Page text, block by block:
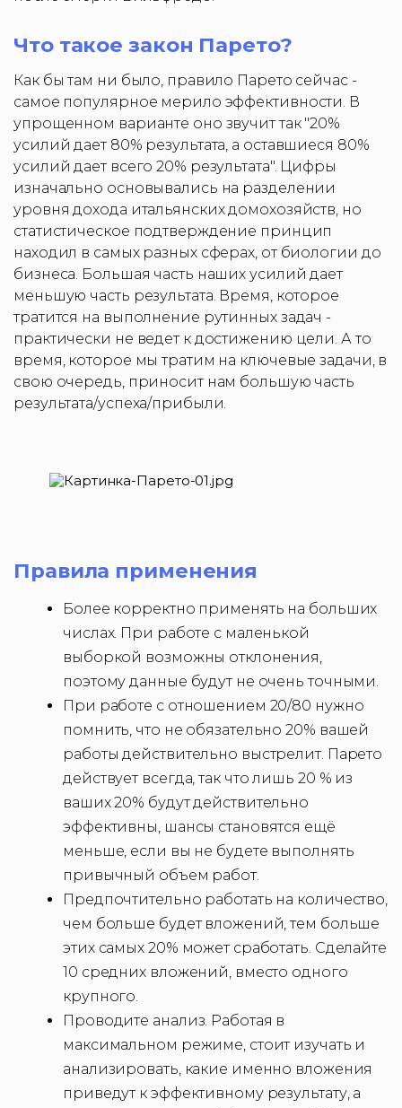
Что такое закон Парето?
Как бы там ни было, правило Парето сейчас -
самое популярное мерило эффективности. В
упрощенном варианте оно звучит так "20%
усилий дает 80% результата, а оставшиеся 80%
усилий дает всего 20% результата". Цифры
изначально основывались на разделении
уровня дохода итальянских домохозяйств, но
статистическое подтверждение принцип
находил в самых разных сферах, от биологии до
бизнеса. Большая часть наших усилий дает
меньшую часть результата. Время, которое
тратится на выполнение рутинных задач -
практически не ведет к достижению цели. А то
время, которое мы тратим на ключевые задачи, в
свою очередь, приносит нам большую часть
результата/успеха/прибыли.
Правила применения
Более корректно применять на больших
числах. При работе с маленькой
выборкой возможны отклонения,
поэтому данные будут не очень точными.
При работе с отношением 20/80 нужно
помнить, что не обязательно 20% вашей
работы действительно выстрелит. Парето
действует всегда, так что лишь 20 % из
ваших 20% будут действительно
эффективны, шансы становятся ещё
меньше, если вы не будете выполнять
привычный объем работ.
Предпочтительно работать на количество,
чем больше будет вложений, тем больше
этих самых 20% может сработать. Сделайте
10 средних вложений, вместо одного
крупного.
Проводите анализ. Работая в
максимальном режиме, стоит изучать и
анализировать, какие именно вложения
приведут к эффективному результату, а